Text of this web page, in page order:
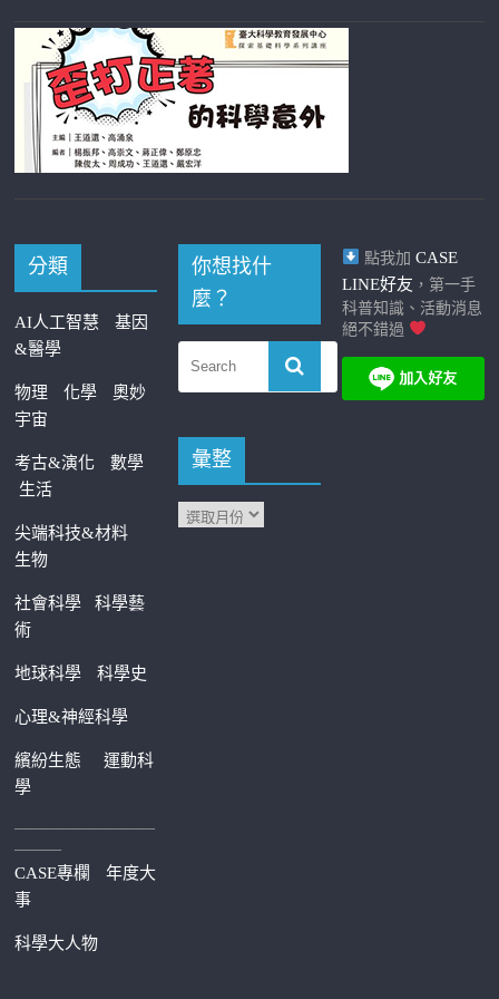
分類
AI人工智慧
基因
&醫學
物理 化學
奧妙
宇宙
考古&演化
數學
生活
尖端科技&材料
生物
社會科學科學藝
術
地球科學 科學史
心理&神經科學
繽紛生態運動科
學
—————————
———
CASE專欄
年度大
事
科學大人物
你想找什
麼？
彙整
點我加 CASE
LINE好友 ，第一手
科普知識、活動消息
絕不錯過